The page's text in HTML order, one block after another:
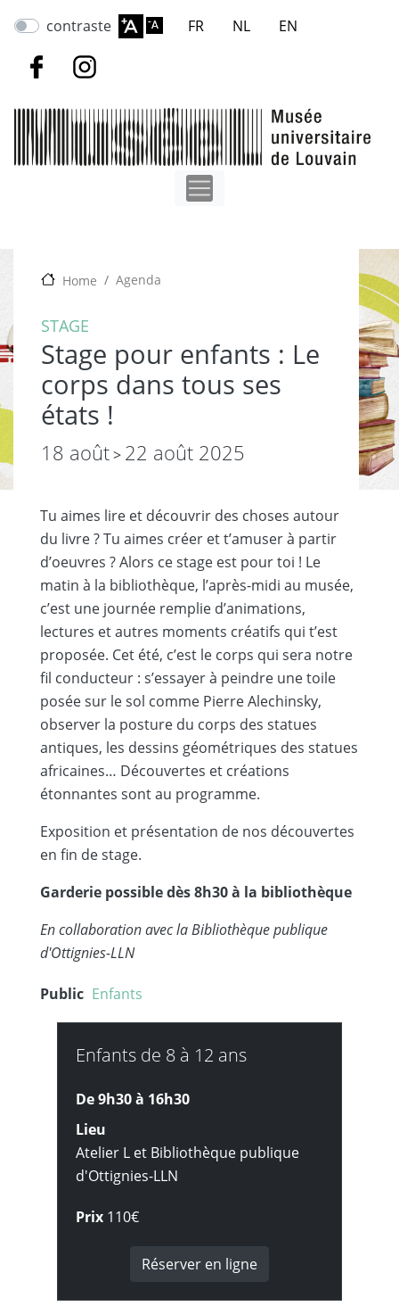
au
contraste FR NL EN
Home Agenda
STAGE
Stage pour enfants : Le
corps dans tous ses
états !
18 août> 22 août 2025
Tu aimes lire et découvrir des choses autour
du livre ? Tu aimes créer et tʼamuser à partir
dʼoeuvres ? Alors ce stage est pour toi ! Le
matin à la bibliothèque, lʼaprès-midi au musée,
cʼest une journée remplie dʼanimations,
lectures et autres moments créatifs qui tʼest
proposée. Cet été, cʼest le corps qui sera notre
fil conducteur : sʼessayer à peindre une toile
posée sur le sol comme Pierre Alechinsky,
observer la posture du corps des statues
antiques, les dessins géométriques des statues
africaines… Découvertes et créations
étonnantes sont au programme.
Exposition et présentation de nos découvertes
en fin de stage.
Garderie possible dès 8h30 à la bibliothèque
En collaboration avec la Bibliothèque publique
d'Ottignies-LLN
Public Enfants
Enfants de 8 à 12 ans
De 9h30 à 16h30
Lieu
Atelier L et Bibliothèque publique
d'Ottignies-LLN
Prix 110€
Réserver en ligne